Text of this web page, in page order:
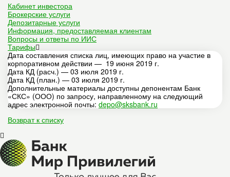
Кабинет инвестора
Брокерские услуги
Депозитарные услуги
Информация, предоставляемая клиентам
Вопросы и ответы по ИИС
Тарифы
Дата составления списка лиц, имеющих право на участие в
корпоративном действии — 19 июня 2019 г.
Дата КД (расч.) — 03 июля 2019 г.
Дата КД (план.) — 03 июля 2019 г.
Дополнительные материалы доступны депонентам Банк
«СКС» (ООО) по запросу, направленному на следующий
адрес электронной почты: depo@sksbank.ru
Возврат к списку